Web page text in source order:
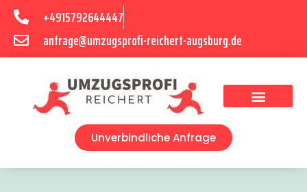
+4915792644447
anfrage@umzugsprofi-reichert-augsburg.de
Unverbindliche Anfrage